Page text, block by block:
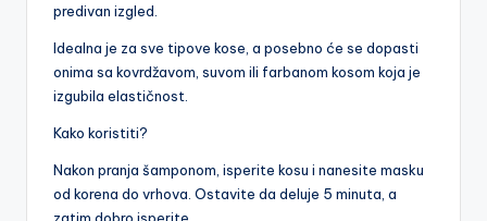
predivan izgled.
Idealna je za sve tipove kose, a posebno će se dopasti
onima sa kovrdžavom, suvom ili farbanom kosom koja je
izgubila elastičnost.
Kako koristiti?
Nakon pranja šamponom, isperite kosu i nanesite masku
od korena do vrhova. Ostavite da deluje 5 minuta, a